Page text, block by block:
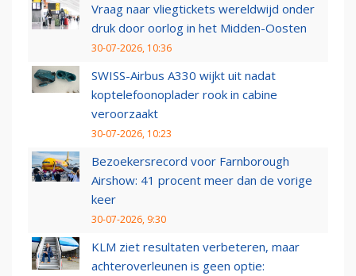
Vraag naar vliegtickets wereldwijd onder
druk door oorlog in het Midden-Oosten
30-07-2026, 10:36
SWISS-Airbus A330 wijkt uit nadat
koptelefoonoplader rook in cabine
veroorzaakt
30-07-2026, 10:23
Bezoekersrecord voor Farnborough
Airshow: 41 procent meer dan de vorige
keer
30-07-2026, 9:30
KLM ziet resultaten verbeteren, maar
achteroverleunen is geen optie: